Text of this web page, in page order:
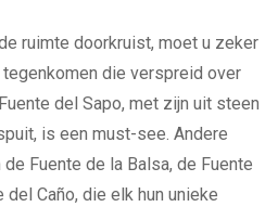
ruimte doorkruist, moet u zeker
die verspreid over
del Sapo, met zijn uit steen
is een must-see. Andere
Fuente de la Balsa, de Fuente
Caño, die elk hun unieke